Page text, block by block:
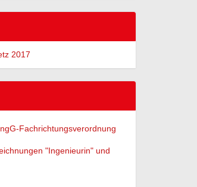
2017
Fachrichtungsverordnung
"Ingenieurin" und